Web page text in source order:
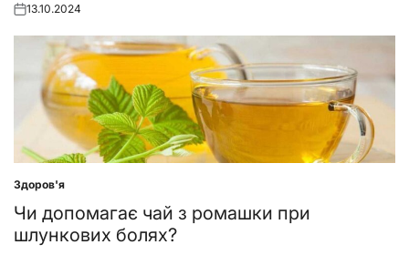
Posted
13.10.2024
Posted
in
Здоров'я
Чи допомагає чай з ромашки при
шлункових болях?